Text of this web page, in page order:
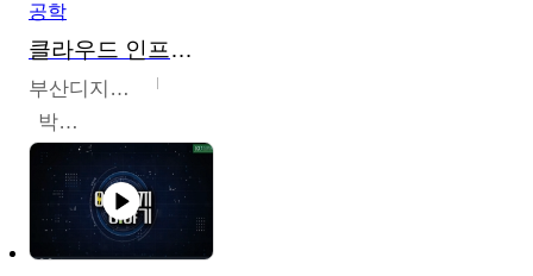
공학
클라우드 인프라 구축 및 활용
부산디지털대학교
박수현